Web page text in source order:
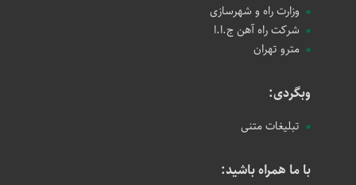
وزارت راه و شهرسازی
شرکت راه آهن ج.ا.ا
مترو تهران
وبگردی:
تبلیغات متنی
با ما همراه باشید: